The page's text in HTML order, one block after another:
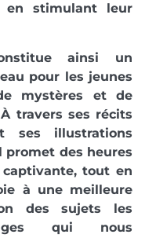
en stimulant leur
ainsi un
pour les jeunes
mystères et de
travers ses récits
ses illustrations
promet des heures
tout en
à une meilleure
des sujets les
qui nous